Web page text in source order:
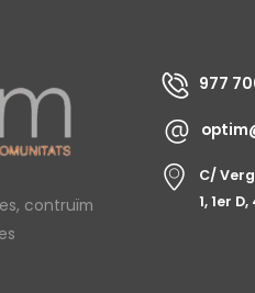
contruïm
977
C/
1, 1er